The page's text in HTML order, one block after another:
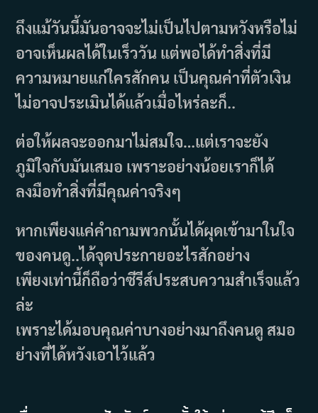
ถึงแม้วันนี้มันอาจจะไม่เป็นไปตามหวังหรือไม่
อาจเห็นผลได้ในเร็ววัน แต่พอได้ทำสิ่งที่มี
ความหมายแก่ใครสักคน เป็นคุณค่าที่ตัวเงิน
ไม่อาจประเมินได้แล้วเมื่อไหร่ละก็..
ต่อให้ผลจะออกมาไม่สมใจ…แต่เราจะยัง
ภูมิใจกับมันเสมอ เพราะอย่างน้อยเราก็ได้
ลงมือทำสิ่งที่มีคุณค่าจริงๆ
หากเพียงแค่คำถามพวกนั้นได้ผุดเข้ามาในใจ
ของคนดู..ได้จุดประกายอะไรสักอย่าง
เพียงเท่านี้ก็ถือว่าซีรีส์ประสบความสำเร็จแล้ว
ล่ะ
เพราะได้มอบคุณค่าบางอย่างมาถึงคนดู สมอ
ย่างที่ได้หวังเอาไว้แล้ว